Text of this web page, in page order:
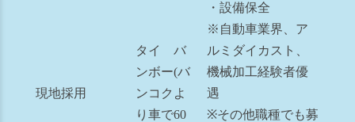
現地採用
タイ バ
ンボー(バ
ンコクよ
り車で60
・設備保全
※自動車業界、ア
ルミダイカスト、
機械加工経験者優
遇
※その他職種でも募